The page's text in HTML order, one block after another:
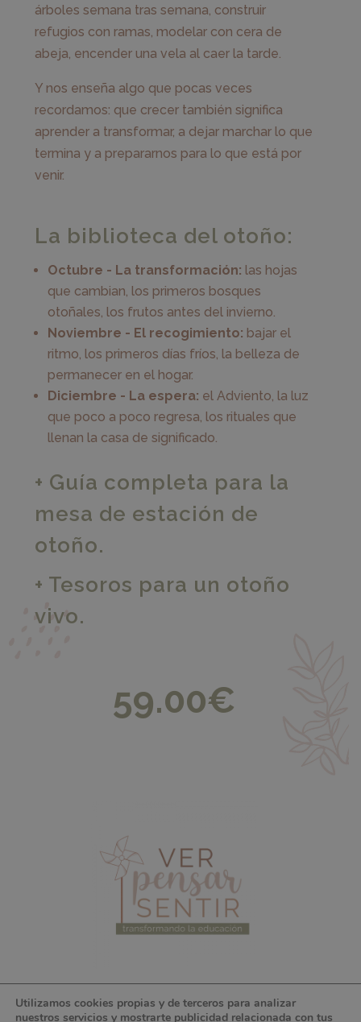
árboles semana tras semana, construir
refugios con ramas, modelar con cera de
abeja, encender una vela al caer la tarde.
Y nos enseña algo que pocas veces
recordamos: que crecer también significa
aprender a transformar, a dejar marchar lo que
termina y a prepararnos para lo que está por
venir.
La biblioteca del otoño:
Octubre - La transformación: las hojas
que cambian, los primeros bosques
otoñales, los frutos antes del invierno.
Noviembre - El recogimiento: bajar el
ritmo, los primeros días fríos, la belleza de
permanecer en el hogar.
Diciembre - La espera: el Adviento, la luz
que poco a poco regresa, los rituales que
llenan la casa de significado.
+ Guía completa para la
mesa de estación de
otoño.
+ Tesoros para un otoño
vivo.
59.00€
VER PENSAR SENTIR ©2026 | CONTENIDO
Utilizamos cookies propias y de terceros para analizar
nuestros servicios y mostrarte publicidad relacionada con tus